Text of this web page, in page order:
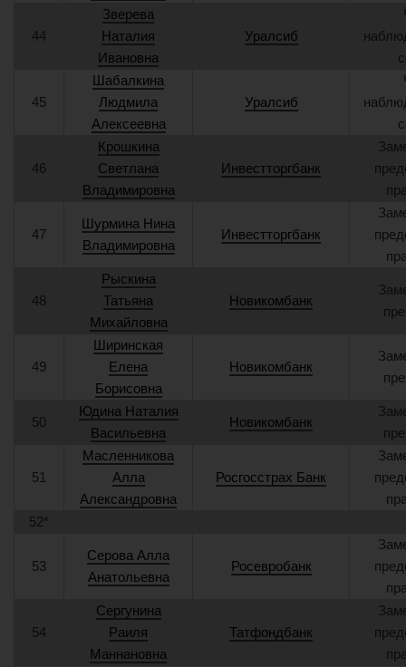
44
Зверева
Наталия
Ивановна
Уралсиб
45
Шабалкина
Людмила
Алексеевна
Уралсиб
46
Крошкина
Светлана
Владимировна
Инвестторгбанк
47
Шурмина Нина
Владимировна
Инвестторгбанк
48
Рыскина
Татьяна
Михайловна
Новикомбанк
49
Ширинская
Елена
Борисовна
Новикомбанк
50
Юдина Наталия
Васильевна
Новикомбанк
51
Масленникова
Алла
Александровна
Росгосстрах Банк
52*
53
Серова Алла
Анатольевна
Росевробанк
54
Сергунина
Раиля
Маннановна
Татфондбанк